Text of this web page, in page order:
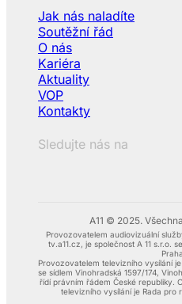
Jak nás naladíte
Soutěžní řád
O nás
Kariéra
Aktuality
VOP
Kontakty
Sledujte nás na
A11 © 2025.
Provozovatelem audiovizuální
tv.a11.cz, je společnost A 11 s.r.o.
Provozovatelem televizního vysílání
se sídlem Vinohradská 1597/174,
řídí právním řádem České republiky.
televizního vysílání je Rada pro